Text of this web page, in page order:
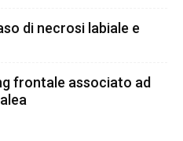
di necrosi labiale e
frontale associato ad